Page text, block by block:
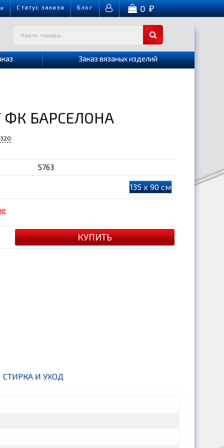
Cтатус заказа Блог 0₽
Заказ вязаных изделий
БАРСЕЛОНА
:
5763
135 х 90 см
СТИРКА И УХОД